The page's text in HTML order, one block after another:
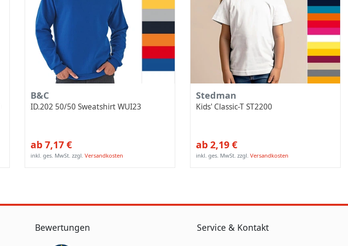
B&C
ID.202 50/50 Sweatshirt WUI23
ab 7,17 €
inkl. ges. MwSt. zzgl.Versandkosten
Stedman
Kids' Classic-T ST2200
ab 2,19 €
inkl. ges. MwSt. zzgl.Versandkosten
Bewertungen Service & Kontakt